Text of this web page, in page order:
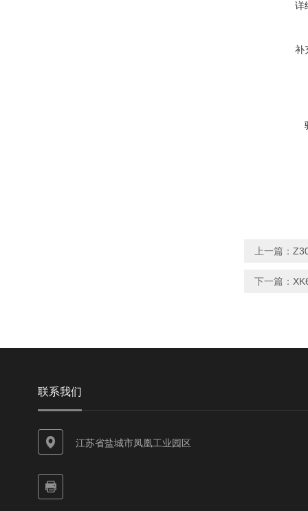
详
补
上一篇：
下一篇：
联系我们
江苏省盐城市凤凰工业园区